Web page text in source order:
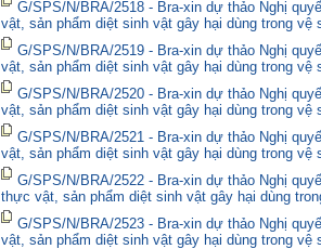
G/SPS/N/BRA/2518 - Bra-xin dự thảo Nghị
vật, sản phẩm diệt sinh vật gây hại dùng trong vệ
G/SPS/N/BRA/2519 - Bra-xin dự thảo Nghị
vật, sản phẩm diệt sinh vật gây hại dùng trong vệ
G/SPS/N/BRA/2520 - Bra-xin dự thảo Nghị
vật, sản phẩm diệt sinh vật gây hại dùng trong vệ
G/SPS/N/BRA/2521 - Bra-xin dự thảo Nghị
vật, sản phẩm diệt sinh vật gây hại dùng trong vệ
G/SPS/N/BRA/2522 - Bra-xin dự thảo Nghị
thực vật, sản phẩm diệt sinh vật gây hại dùng
G/SPS/N/BRA/2523 - Bra-xin dự thảo Nghị
vật, sản phẩm diệt sinh vật gây hại dùng trong vệ